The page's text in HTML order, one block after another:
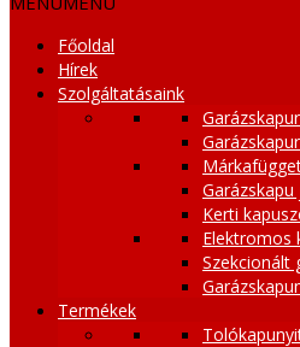
Főoldal
Hírek
Szolgáltatásaink
Kerti
Elektromos
Szekcionált
Termékek